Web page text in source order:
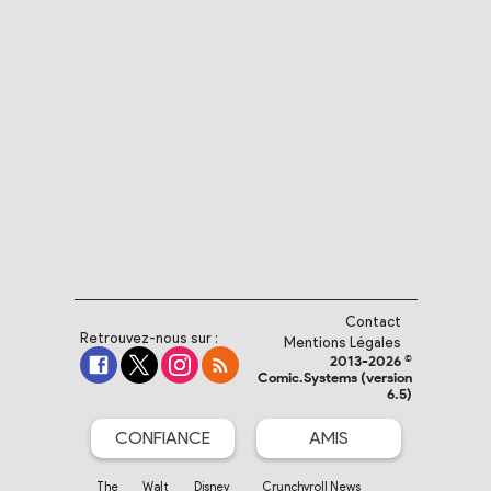
Retrouvez-nous sur :
Contact
Mentions Légales
2013-2026 ©
Comic.Systems (version
6.5)
CONFIANCE
The Walt Disney
AMIS
Crunchyroll News